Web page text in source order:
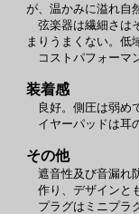
が、温かみに溢れ自
弦楽器は繊細さは
まりうまくない。低
コストパフォーマ
装着感
良好。側圧は弱め
イヤーパッドは耳
その他
遮音性及び音漏れ
作り、デザインと
プラグはミニプラ